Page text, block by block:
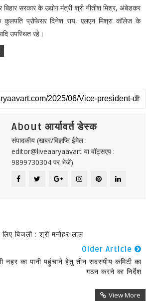
सरकार के उद्योग मंत्री श्री नीतीश मिश्र, अंबेडकर
कुलपति प्रोफेसर दिनेश राय, एलएन मिश्रा कॉलेज के
उपस्थित रहे।
About आर्यावर्त डेस्क
संपादकीय (खबर/विज्ञप्ति ईमेल :
editor@liveaaryaavart या वॉट्सएप :
9899730304 पर भेजें)
बिजली : श्री मनोहर लाल
Older Article
नहर का पानी पहुंचाने हेतु तीन सदस्यीय कमिटी का
गठन करने का निर्देश
View More